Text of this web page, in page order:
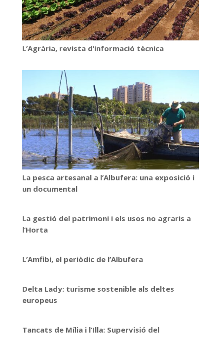
L’Agrària, revista d’informació tècnica
La pesca artesanal a l’Albufera: una exposició i
un documental
La gestió del patrimoni i els usos no agraris a
l’Horta
L’Amfibi, el periòdic de l’Albufera
Delta Lady: turisme sostenible als deltes
europeus
Tancats de Mília i l’Illa: Supervisió del